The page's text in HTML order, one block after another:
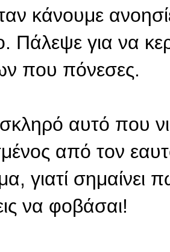
κάνουμε
Πάλεψε για να
που πόνεσες.
σκληρό αυτό που
από τον
γιατί
να φοβάσαι!